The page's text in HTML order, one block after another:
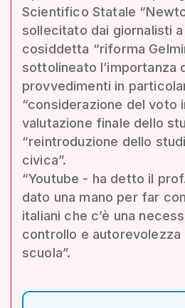
Scientifico Statale
sollecitato dai giornalisti a
cosiddetta “riforma
sottolineato l’importanza
provvedimenti in
“considerazione del voto
valutazione finale dello
“reintroduzione dello
civica”.
“Youtube - ha detto il
dato una mano per far
italiani che c’è una
controllo e autorevolezza
scuola”.